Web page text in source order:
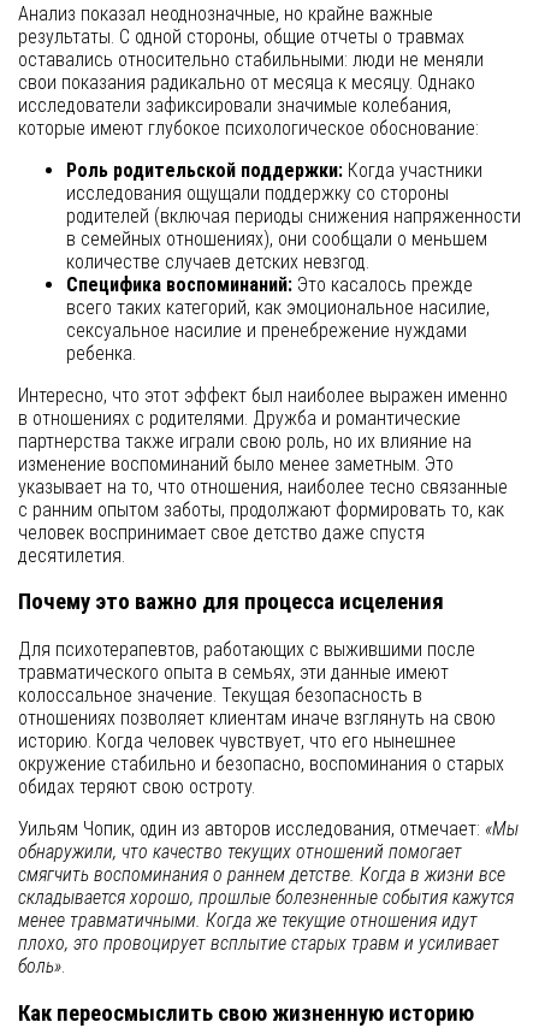
Анализ показал неоднозначные, но крайне важные
результаты. С одной стороны, общие отчеты о травмах
оставались относительно стабильными: люди не меняли
свои показания радикально от месяца к месяцу. Однако
исследователи зафиксировали значимые колебания,
которые имеют глубокое психологическое обоснование:
Роль родительской поддержки: Когда участники
исследования ощущали поддержку со стороны
родителей (включая периоды снижения напряженности
в семейных отношениях), они сообщали о меньшем
количестве случаев детских невзгод.
Специфика воспоминаний: Это касалось прежде
всего таких категорий, как эмоциональное насилие,
сексуальное насилие и пренебрежение нуждами
ребенка.
Интересно, что этот эффект был наиболее выражен именно
в отношениях с родителями. Дружба и романтические
партнерства также играли свою роль, но их влияние на
изменение воспоминаний было менее заметным. Это
указывает на то, что отношения, наиболее тесно связанные
с ранним опытом заботы, продолжают формировать то, как
человек воспринимает свое детство даже спустя
десятилетия.
Почему это важно для процесса исцеления
Для психотерапевтов, работающих с выжившими после
травматического опыта в семьях, эти данные имеют
колоссальное значение. Текущая безопасность в
отношениях позволяет клиентам иначе взглянуть на свою
историю. Когда человек чувствует, что его нынешнее
окружение стабильно и безопасно, воспоминания о старых
обидах теряют свою остроту.
Уильям Чопик, один из авторов исследования, отмечает: «Мы
обнаружили, что качество текущих отношений помогает
смягчить воспоминания о раннем детстве. Когда в жизни все
складывается хорошо, прошлые болезненные события кажутся
менее травматичными. Когда же текущие отношения идут
плохо, это провоцирует всплытие старых травм и усиливает
боль».
Как переосмыслить свою жизненную историю